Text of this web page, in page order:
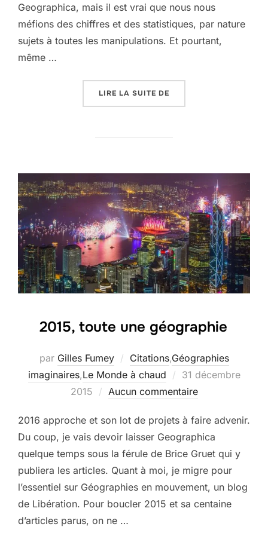
Geographica, mais il est vrai que nous nous
méfions des chiffres et des statistiques, par nature
sujets à toutes les manipulations. Et pourtant,
même …
LIRE LA SUITE DE
2015, toute une géographie
par Gilles Fumey Citations,Géographies
imaginaires,Le Monde à chaud
Publié
le
31 décembre
2015
Aucun commentaire
2016 approche et son lot de projets à faire advenir.
Du coup, je vais devoir laisser Geographica
quelque temps sous la férule de Brice Gruet qui y
publiera les articles. Quant à moi, je migre pour
l’essentiel sur Géographies en mouvement, un blog
de Libération. Pour boucler 2015 et sa centaine
d’articles parus, on ne …